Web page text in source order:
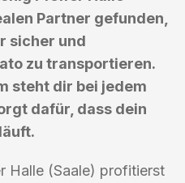
Partner gefunden,
sicher und
zu transportieren.
steht dir bei jedem
dafür, dass dein
Halle (Saale) profitierst